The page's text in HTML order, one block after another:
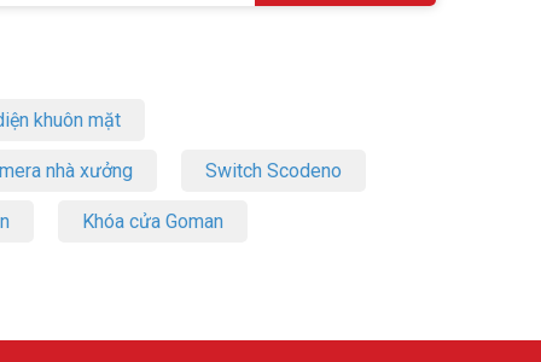
khuôn mặt
nhà xưởng Switch Scodeno
Khóa cửa Goman